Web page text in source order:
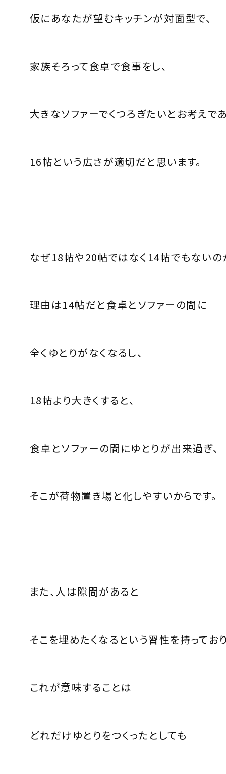
仮にあなたが望むキッチンが対面型で、
家族そろって食卓で食事をし、
大きなソファーでくつろぎたいとお考えで
16帖という広さが適切だと思います。
なぜ18帖や20帖ではなく 14帖でもないの
理由は14帖だと食卓とソファーの間に
全くゆとりがなくなるし、
18帖より大きくすると、
食卓とソファーの間にゆとりが出来過ぎ、
そこが荷物置き場と化しやすいからです。
また、人は隙間があると
そこを埋めたくなるという習性を持ってお
これが意味することは
どれだけゆとりをつくったとしても